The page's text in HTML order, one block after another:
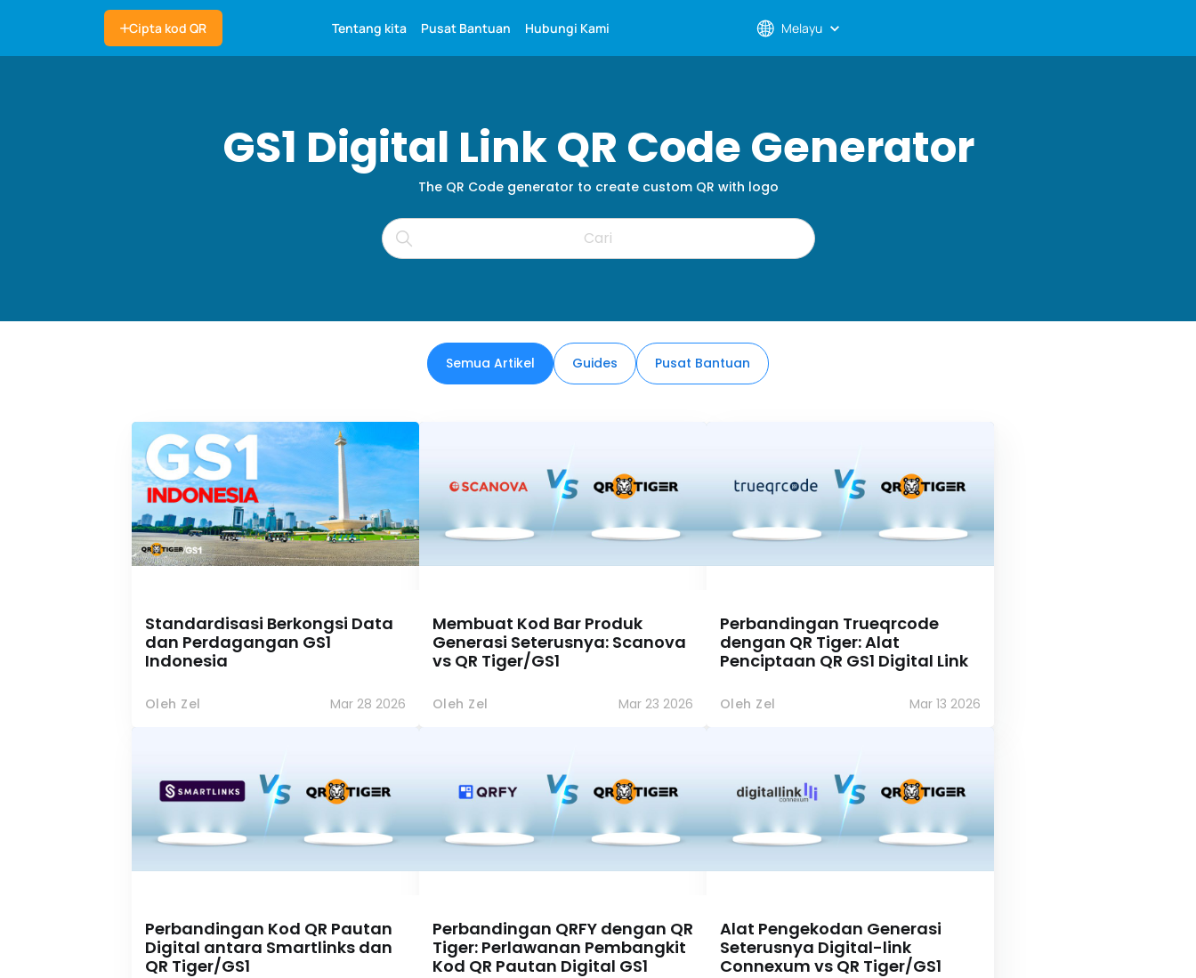
Cipta kod QR Tentang kita Pusat Bantuan Hubungi Kami Melayu
GS1 Digital Link QR Code Generator
The QR Code generator to create custom QR with logo
Semua Artikel Guides Pusat Bantuan
Standardisasi Berkongsi Data
dan Perdagangan GS1
Indonesia
Oleh Zel Mar 28 2026
Membuat Kod Bar Produk
Generasi Seterusnya: Scanova
vs QR Tiger/GS1
Oleh Zel Mar 23 2026
Perbandingan Trueqrcode
dengan QR Tiger: Alat
Penciptaan QR GS1 Digital Link
Oleh Zel Mar 13 2026
Perbandingan Kod QR Pautan
Digital antara Smartlinks dan
QR Tiger/GS1
Perbandingan QRFY dengan QR
Tiger: Perlawanan Pembangkit
Kod QR Pautan Digital GS1
Alat Pengekodan Generasi
Seterusnya Digital-link
Connexum vs QR Tiger/GS1